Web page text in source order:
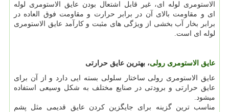
الاستومری لوله ای، غیر قابل اشتعال بودن عایق الاستومری لوله
ای و مقاومت بالای آن در برابر حرارت و مقاومت فوق العاده در
برابر بخار آب بخشی از ویژگی های مثبت و کارآمد عایق الاستومری
لوله ای است.
عایق الاستومری رولی، بهترین عایق حرارتی
عایق الاستومری رولی ساختار سلولی بسته ایی دارد و از آن برای
عایق حرارتی و برودتی در صنایع مختلف به شکل وسیعی استفاده
میشود.
مناسب ترین گزینه برای جایگزین کردن عایق قدیمی مثل پشم